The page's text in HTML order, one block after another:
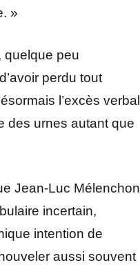
»
quelque peu
perdu tout
l’excès verbal
des urnes autant que
Jean-Luc Mélenchon
incertain,
intention de
aussi souvent